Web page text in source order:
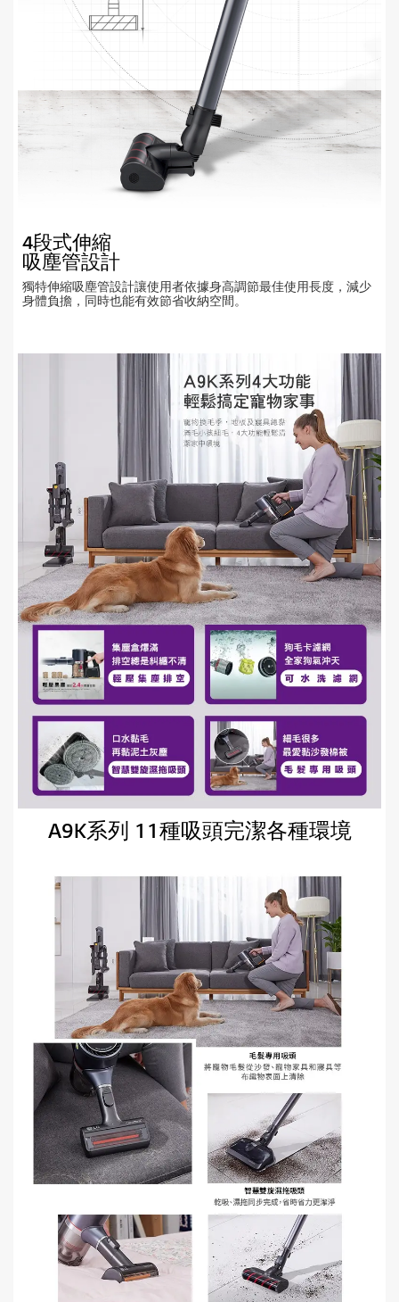
4段式伸縮
吸塵管設計
獨特伸縮吸塵管設計讓使用者依據身高調節最佳使用長度，減少
身體負擔，同時也能有效節省收納空間。
A9K系列 11種吸頭完潔各種環境